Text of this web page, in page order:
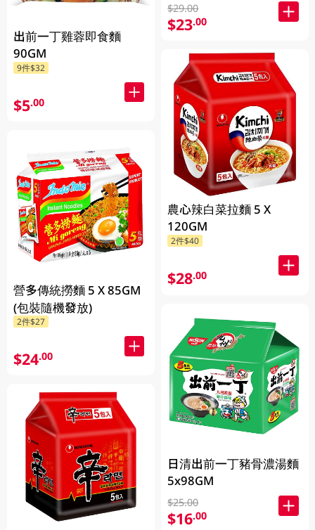
出前一丁雞蓉即食麵
90GM
9件$32
$5.00
營多傳統撈麵 5 X 85GM
(包裝隨機發放)
2件$27
$24.00
$29.00
$23.00
農心辣白菜拉麵 5 X
120GM
2件$40
$28.00
日清出前一丁豬骨濃湯麵
5x98GM
$25.00
$16.00